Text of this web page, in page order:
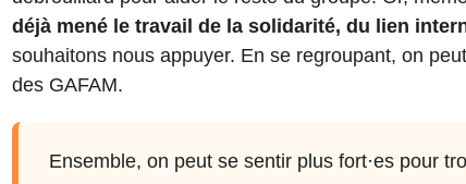
déjà mené le travail de la solidarité, du lien
souhaitons nous appuyer. En se regroupant, on
des GAFAM.
Ensemble, on peut se sentir plus fort·es pour